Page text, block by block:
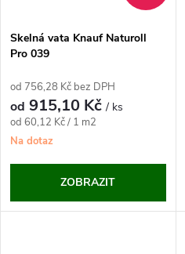
p
r
o
d
u
s
p
r
o
u
Skelná vata Knauf Naturoll
Pro 039
od 756,28 Kč bez DPH
od 915,10 Kč/ ks
Měrná
cena:
od 60,12 Kč / 1 m2
Na dotaz
ZOBRAZIT